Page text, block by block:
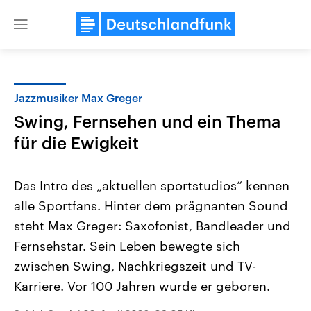
Close
Landtagswahl Sachsen-Anhalt
2026
Alle Informationen
Sachsen-Anhalt wählt am 6.
September 2026 einen neuen
Bundesland von einer Koalition aus
USA
Aktuelle Beiträge,
Hintergründe
gehören die Vereinigten
mit großem Einfluss auf
Jazzmusiker Max Greger
Swing, Fernsehen und ein Thema
für die Ewigkeit
Das Intro des „aktuellen sportstudios“ kennen
alle Sportfans. Hinter dem prägnanten Sound
steht Max Greger: Saxofonist, Bandleader und
Fernsehstar. Sein Leben bewegte sich
zwischen Swing, Nachkriegszeit und TV-
Karriere. Vor 100 Jahren wurde er geboren.